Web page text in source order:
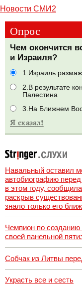
Новости СМИ2
Опрос
Чем окончится
и Израиля?
1.Израиль
2.В результате
Палестина
3.На Ближнем
Навальный оставил
автобиографию
в этом году,
раскрыв
знало только его
Чемпион по
своей панельной
Собчак из Литвы
Украсть все и сесть